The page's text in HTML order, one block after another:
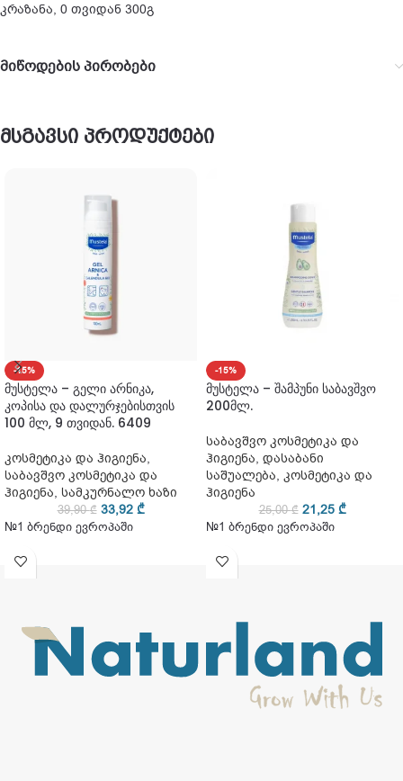
კრაზანა, 0 თვიდან 300გ
მიწოდების პირობები
მსგავსი პროდუქტები
-15%
მუსტელა – გელი არნიკა,
კოპისა და დალურჯებისთვის
100 მლ, 9 თვიდან. 6409
კოსმეტიკა და ჰიგიენა,
საბავშვო კოსმეტიკა და
ჰიგიენა, სამკურნალო ხაზი
39,90₾ 33,92 ₾
№1 ბრენდი ევროპაში
-15%
მუსტელა – შამპუნი საბავშვო
200მლ.
საბავშვო კოსმეტიკა და
ჰიგიენა, დასაბანი
საშუალება, კოსმეტიკა და
ჰიგიენა
25,00₾ 21,25 ₾
№1 ბრენდი ევროპაში